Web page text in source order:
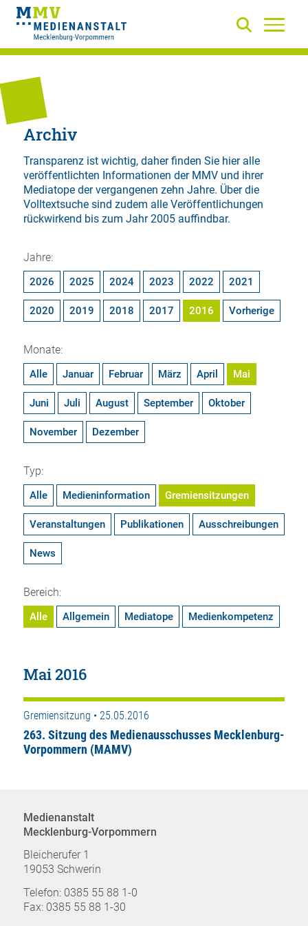
Archiv
Transparenz ist wichtig, daher finden Sie hier alle
veröffentlichten Informationen der MMV und ihrer
Mediatope der vergangenen zehn Jahre. Über die
Volltextsuchesind zudem alle Veröffentlichungen
rückwirkend bis zum Jahr 2005 auffindbar.
Jahre:
2026 2025 2024 2023 2022 2021
2020 2019 2018 2017 2016 Vorherige
Monate:
Alle Januar Februar März April Mai
Juni Juli August September Oktober
November Dezember
Typ:
Alle Medieninformation Gremiensitzungen
Veranstaltungen Publikationen Ausschreibungen
News
Bereich:
Alle Allgemein Mediatope Medienkompetenz
Mai 2016
Gremiensitzung • 25.05.2016
263. Sitzung des Medienausschusses Mecklenburg-
Vorpommern (MAMV)
Medienanstalt
Mecklenburg-Vorpommern
Bleicherufer 1
19053 Schwerin
Telefon: 0385 55 88 1-0
Fax: 0385 55 88 1-30